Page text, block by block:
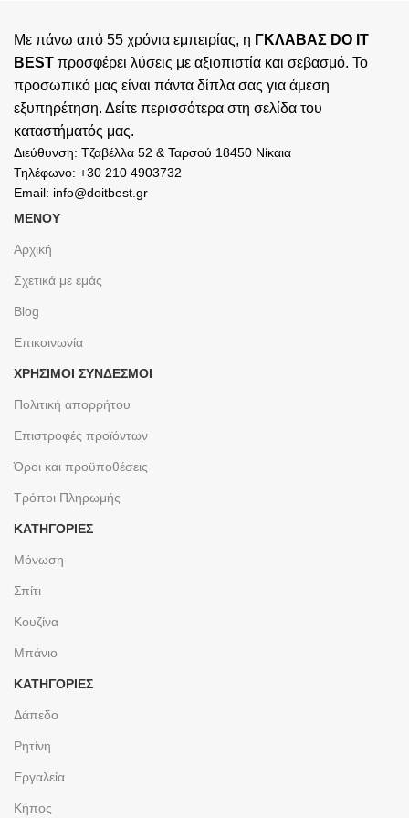
Με πάνω από 55 χρόνια εμπειρίας, η ΓΚΛΑΒΑΣ DO IT
BEST προσφέρει λύσεις με αξιοπιστία και σεβασμό. Το
προσωπικό μας είναι πάντα δίπλα σας για άμεση
εξυπηρέτηση. Δείτε περισσότερα στη σελίδα του
καταστήματός μας.
Διεύθυνση: Τζαβέλλα 52 & Ταρσού 18450 Νίκαια
Τηλέφωνο: +30 210 4903732
Email: info@doitbest.gr
ΜΕΝΟΥ
Αρχική
Σχετικά με εμάς
Blog
Επικοινωνία
ΧΡΉΣΙΜΟΙ ΣΎΝΔΕΣΜΟΙ
Πολιτική απορρήτου
Επιστροφές προϊόντων
Όροι και προϋποθέσεις
Τρόποι Πληρωμής
ΚΑΤΗΓΟΡΙΕΣ
Μόνωση
Σπίτι
Κουζίνα
Μπάνιο
ΚΑΤΗΓΟΡΙΕΣ
Δάπεδο
Ρητίνη
Εργαλεία
Κήπος